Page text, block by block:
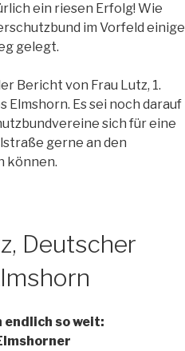
ein riesen Erfolg! Wie
im Vorfeld einige
gelegt.
Bericht von Frau Lutz, 1.
Es sei noch darauf
sich für eine
gerne an den
können.
Deutscher
endlich so weit: